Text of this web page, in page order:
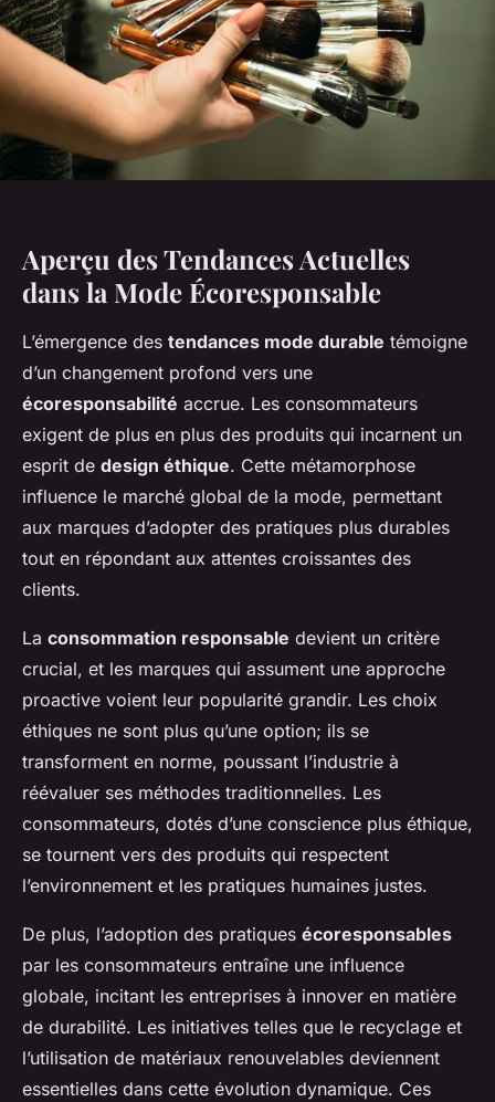
Aperçu des Tendances Actuelles
dans la Mode Écoresponsable
L’émergence des tendances mode durable témoigne
d’un changement profond vers une
écoresponsabilité accrue. Les consommateurs
exigent de plus en plus des produits qui incarnent un
esprit de design éthique. Cette métamorphose
influence le marché global de la mode, permettant
aux marques d’adopter des pratiques plus durables
tout en répondant aux attentes croissantes des
clients.
La consommation responsable devient un critère
crucial, et les marques qui assument une approche
proactive voient leur popularité grandir. Les choix
éthiques ne sont plus qu’une option; ils se
transforment en norme, poussant l’industrie à
réévaluer ses méthodes traditionnelles. Les
consommateurs, dotés d’une conscience plus éthique,
se tournent vers des produits qui respectent
l’environnement et les pratiques humaines justes.
De plus, l’adoption des pratiques écoresponsables
par les consommateurs entraîne une influence
globale, incitant les entreprises à innover en matière
de durabilité. Les initiatives telles que le recyclage et
l’utilisation de matériaux renouvelables deviennent
essentielles dans cette évolution dynamique. Ces